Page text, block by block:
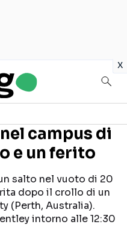
x
social
campus di
e un ferito
salto nel vuoto di 20
dopo il crollo di un
(Perth, Australia).
intorno alle 12:30